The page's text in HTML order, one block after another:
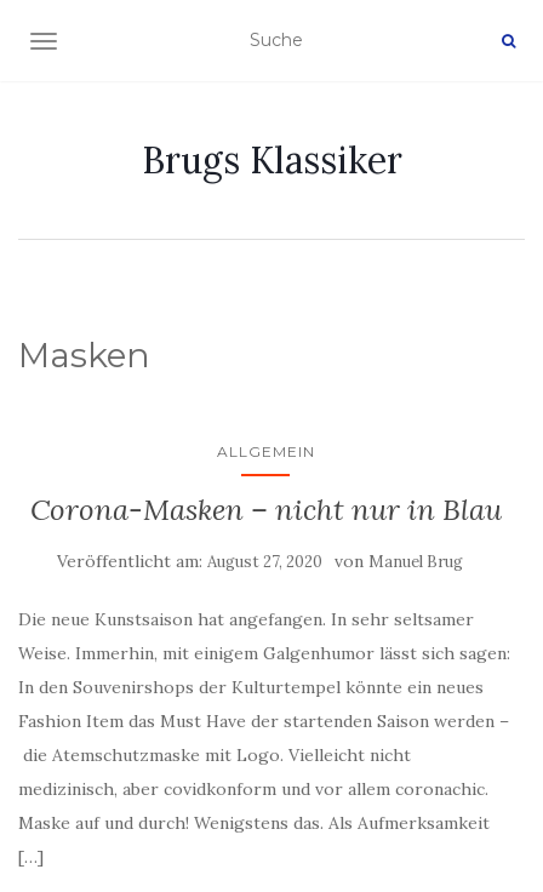
NAVIGATION EIN-/AUSSCHALTEN
Brugs Klassiker
Masken
ALLGEMEIN
Corona-Masken – nicht nur in Blau
Veröffentlicht am: August 27, 2020 von Manuel Brug
Die neue Kunstsaison hat angefangen. In sehr seltsamer
Weise. Immerhin, mit einigem Galgenhumor lässt sich sagen:
In den Souvenirshops der Kulturtempel könnte ein neues
Fashion Item das Must Have der startenden Saison werden –
die Atemschutzmaske mit Logo. Vielleicht nicht
medizinisch, aber covidkonform und vor allem coronachic.
Maske auf und durch! Wenigstens das. Als Aufmerksamkeit
[…]